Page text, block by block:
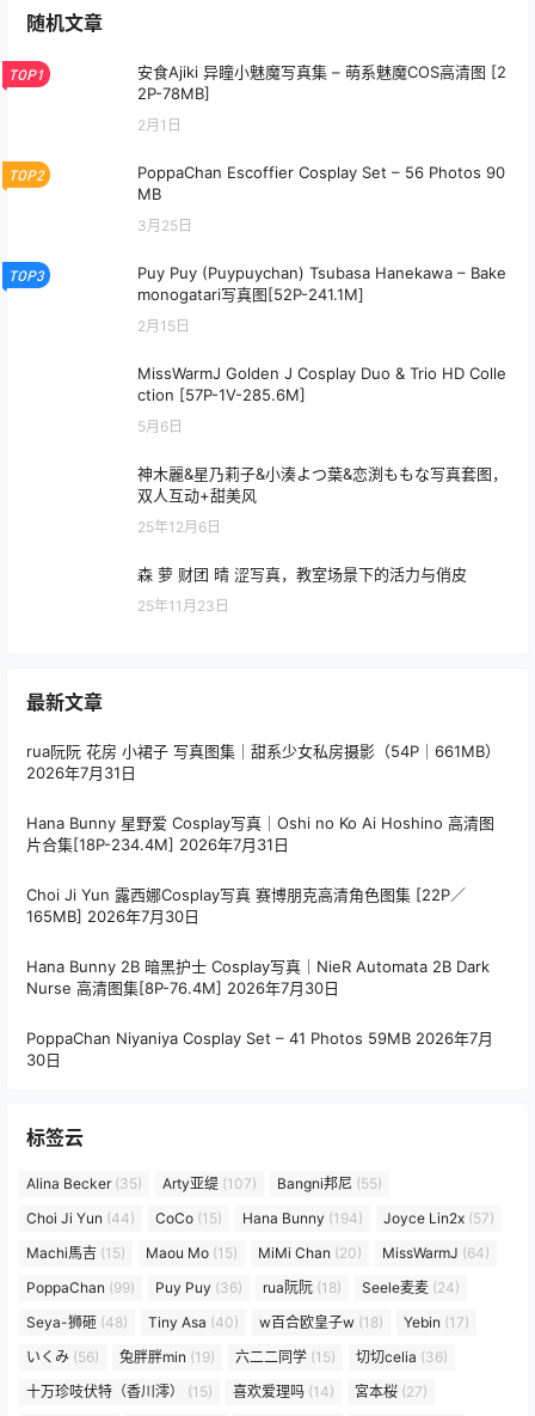
随机文章
TOP1
安食Ajiki 异瞳小魅魔写真集 – 萌系魅魔COS高清图 [2
2P-78MB]
2月1日
TOP2
PoppaChan Escoffier Cosplay Set – 56 Photos 90
MB
3月25日
TOP3
Puy Puy (Puypuychan) Tsubasa Hanekawa – Bake
monogatari写真图[52P-241.1M]
2月15日
MissWarmJ Golden J Cosplay Duo & Trio HD Colle
ction [57P-1V-285.6M]
5月6日
神木麗&星乃莉子&小湊よつ葉&恋渕ももな写真套图，
双人互动+甜美风
25年12月6日
森 萝 财团 晴 涩写真，教室场景下的活力与俏皮
25年11月23日
最新文章
rua阮阮 花房 小裙子 写真图集｜甜系少女私房摄影（54P｜661MB）
2026年7月31日
Hana Bunny 星野爱 Cosplay写真｜Oshi no Ko Ai Hoshino 高清图
片合集[18P-234.4M] 2026年7月31日
Choi Ji Yun 露西娜Cosplay写真 赛博朋克高清角色图集 [22P／
165MB] 2026年7月30日
Hana Bunny 2B 暗黑护士 Cosplay写真｜NieR Automata 2B Dark
Nurse 高清图集[8P-76.4M] 2026年7月30日
PoppaChan Niyaniya Cosplay Set – 41 Photos 59MB 2026年7月
30日
标签云
Alina Becker(35) Arty亚缇 (107) Bangni邦尼 (55)
Choi Ji Yun (44) CoCo (15) Hana Bunny (194) Joyce Lin2x (57)
Machi馬吉 (15) Maou Mo (15) MiMi Chan (20) MissWarmJ (64)
PoppaChan (99) Puy Puy (36) rua阮阮 (18) Seele麦麦 (24)
Seya-狮砸 (48) Tiny Asa (40) w百合欧皇子w (18) Yebin (17)
いくみ (56) 兔胖胖min (19) 六二二同学 (15) 切切celia (36)
十万珍吱伏特（香川澪）
(15) 喜欢爱理吗 (14) 宮本桜 (27)